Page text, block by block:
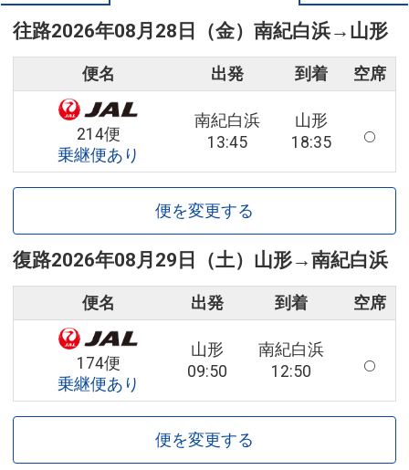
往路2026年08月28日（金） 南紀白浜→ 山形
便名 出発 到着 空席
214便
乗継便あり
南紀白浜
13:45
山形
18:35
便を変更する
復路2026年08月29日（土） 山形→南紀白浜
便名 出発 到着 空席
174便
乗継便あり
山形
09:50
南紀白浜
12:50
便を変更する